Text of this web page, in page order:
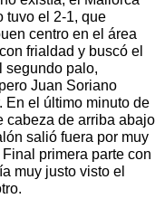
tuvo el 2-1, que
centro en el área
frialdad y buscó el
segundo palo,
Juan Soriano
En el último minuto de
cabeza de arriba abajo
salió fuera por muy
primera parte con
muy justo visto el